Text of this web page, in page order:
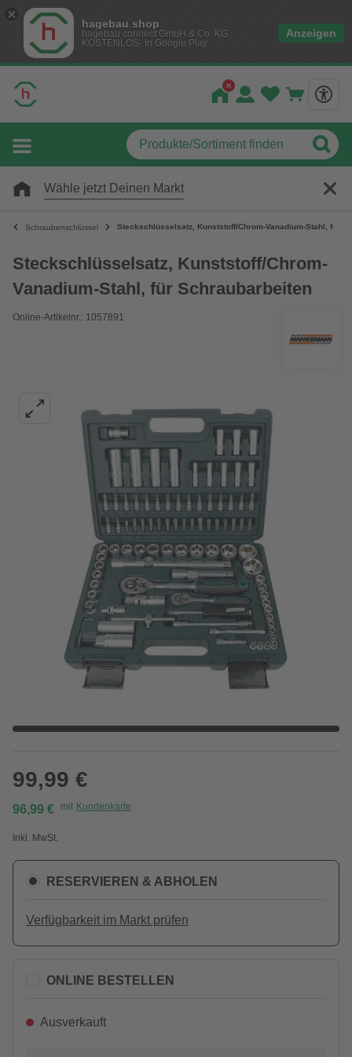
hagebau shop
hagebau connect GmbH & Co. KG
KOSTENLOS- In Google Play
Anzeigen
Wähle jetzt Deinen Markt
Schraubenschlüssel Steckschlüsselsatz, Kunststoff/Chrom-Vanadium-Stahl, für
Steckschlüsselsatz, Kunststoff/Chrom-
Vanadium-Stahl, für Schraubarbeiten
Online-Artikelnr.: 1057891
99,99 €
96,99 € mit Kundenkarte
Inkl. MwSt.
RESERVIEREN & ABHOLEN
Verfügbarkeit im Markt prüfen
ONLINE BESTELLEN
Ausverkauft